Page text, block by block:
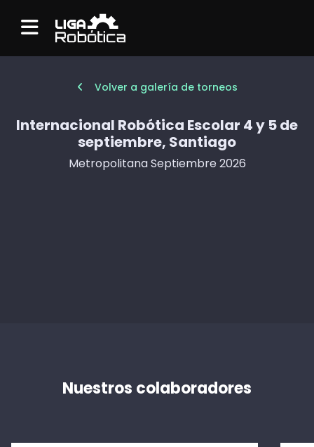
Menu
Volver a galería de torneos
Internacional Robótica Escolar 4 y 5 de
septiembre, Santiago
Metropolitana Septiembre 2026
Nuestros colaboradores